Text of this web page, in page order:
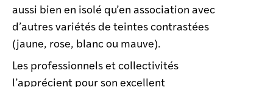
aussi bien en isolé qu’en association avec
d’autres variétés de teintes contrastées
(jaune, rose, blanc ou mauve).
Les professionnels et collectivités
l’apprécient pour son excellent